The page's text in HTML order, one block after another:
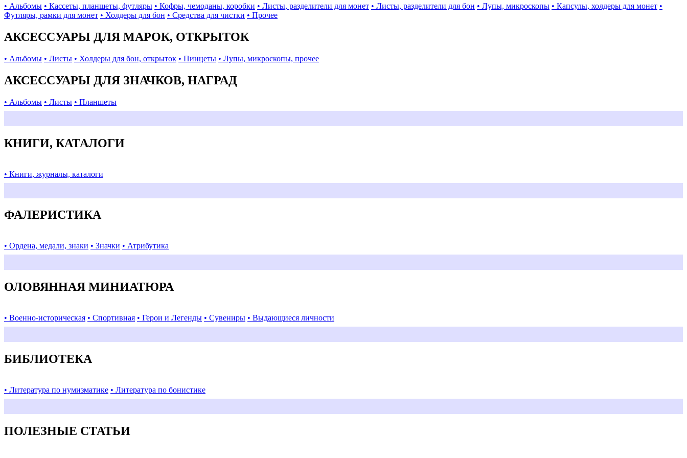
• Альбомы • Кассеты, планшеты, футляры • Кофры, чемоданы, коробки • Листы, разделители для монет • Листы, разделители для бон • Лупы, микроскопы • Капсулы, холдеры для монет •
Футляры, рамки для монет • Холдеры для бон • Средства для чистки • Прочее
АКСЕССУАРЫ ДЛЯ МАРОК, ОТКРЫТОК
• Альбомы • Листы • Холдеры для бон, открыток • Пинцеты • Лупы, микроскопы, прочее
АКСЕССУАРЫ ДЛЯ ЗНАЧКОВ, НАГРАД
• Альбомы • Листы • Планшеты
КНИГИ, КАТАЛОГИ
• Книги, журналы, каталоги
ФАЛЕРИСТИКА
• Ордена, медали, знаки • Значки • Атрибутика
ОЛОВЯННАЯ МИНИАТЮРА
• Военно-историческая • Спортивная • Герои и Легенды • Сувениры • Выдающиеся личности
БИБЛИОТЕКА
• Литература по нумизматике • Литература по бонистике
ПОЛЕЗНЫЕ СТАТЬИ